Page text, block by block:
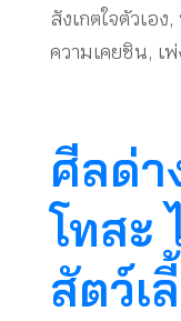
สังเกตใจตัวเอง,
ความเคยชิน, เ
ศีลด่า
โทสะ
สัตว์เ